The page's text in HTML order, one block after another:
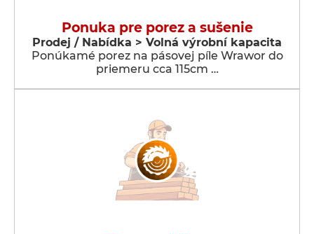
Ponuka pre porez a sušenie
Prodej / Nabídka > Volná výrobní kapacita
Ponúkamé porez na pásovej píle Wrawor do
priemeru cca 115cm …